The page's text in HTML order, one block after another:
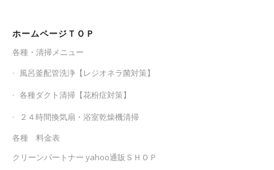
ホームページＴＯＰ
各種・清掃メニュー
風呂釜配管洗浄【レジオネラ菌対策】
各種ダクト清掃【花粉症対策】
２４時間換気扇・浴室乾燥機清掃
各種 料金表
クリーンパートナー yahoo通販ＳＨＯＰ